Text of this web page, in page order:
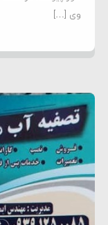
وی […]